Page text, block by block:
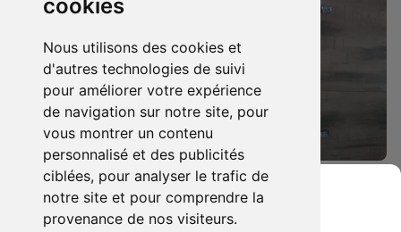
cookies
Nous utilisons des cookies et
d'autres technologies de suivi
pour améliorer votre expérience
de navigation sur notre site, pour
vous montrer un contenu
personnalisé et des publicités
ciblées, pour analyser le trafic de
notre site et pour comprendre la
provenance de nos visiteurs.
6.90 € 0
Ace Combat - Assault Horizon Xbox 360
14.00 €